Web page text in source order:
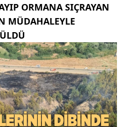
ORMANA SIÇRAYAN
MÜDAHALEYLE